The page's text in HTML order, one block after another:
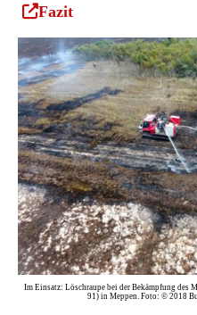
(Öffnet
einem
neuen
Tab)
Fazit
Im Einsatz: Löschraupe bei der Bekämpfung des
91) in Meppen. Foto: © 2018